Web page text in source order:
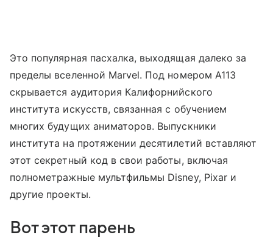
Это популярная пасхалка, выходящая далеко за
пределы вселенной Marvel. Под номером A113
скрывается аудитория Калифорнийского
института искусств, связанная с обучением
многих будущих аниматоров. Выпускники
института на протяжении десятилетий вставляют
этот секретный код в свои работы, включая
полнометражные мультфильмы Disney, Pixar и
другие проекты.
Вот этот парень